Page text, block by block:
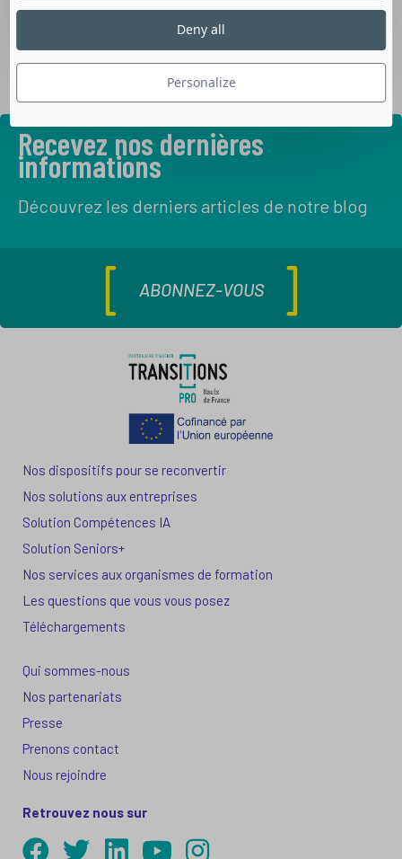
Recevez nos dernières
informations
Découvrez les derniers articles de notre blog
ABONNEZ-VOUS
Nos dispositifs pour se reconvertir
Nos solutions aux entreprises
Solution Compétences IA
Solution Seniors+
Nos services aux organismes de formation
Les questions que vous vous posez
Téléchargements
Qui sommes-nous
Nos partenariats
Presse
Prenons contact
Nous rejoindre
Retrouvez nous sur
Personalize
Deny all